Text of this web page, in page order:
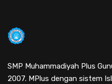
SMP Muhammadiyah Plus
2007. MPlus dengan sistem